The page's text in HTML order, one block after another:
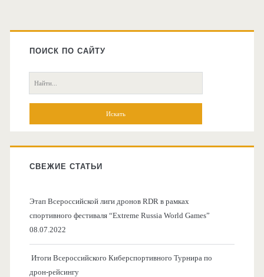
Главная
боковая
колонка
ПОИСК ПО САЙТУ
Поиск:
СВЕЖИЕ СТАТЬИ
Этап Всероссийской лиги дронов RDR в рамках
спортивного фестиваля “Extreme Russia World Games”
08.07.2022
Итоги Всероссийского Киберспортивного Турнира по
дрон-рейсингу